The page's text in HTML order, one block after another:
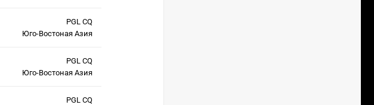
PGL CQ
Юго-Востоная Азия
PGL CQ
Юго-Востоная Азия
PGL CQ